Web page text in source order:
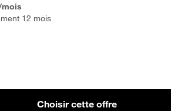
mois
12 mois
Choisir cette offre